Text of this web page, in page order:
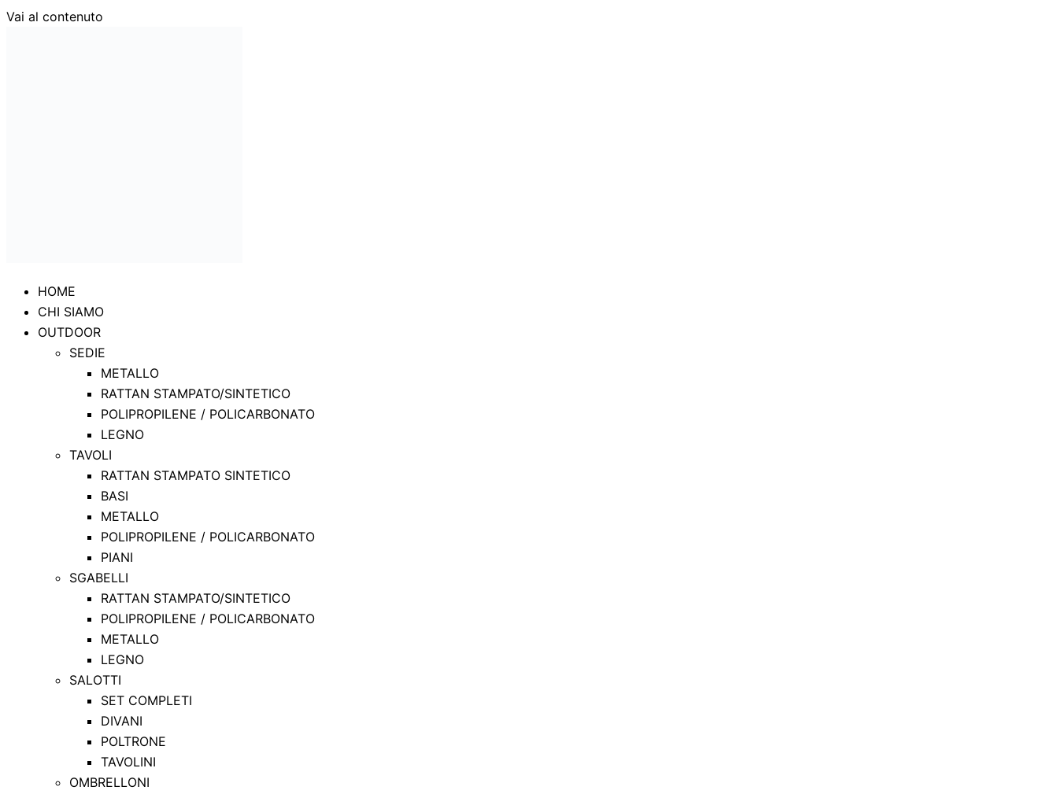
Vai al contenuto
HOME
CHI SIAMO
OUTDOOR
SEDIE
METALLO
RATTAN STAMPATO/SINTETICO
POLIPROPILENE / POLICARBONATO
LEGNO
TAVOLI
RATTAN STAMPATO SINTETICO
BASI
METALLO
POLIPROPILENE / POLICARBONATO
PIANI
SGABELLI
RATTAN STAMPATO/SINTETICO
POLIPROPILENE / POLICARBONATO
METALLO
LEGNO
SALOTTI
SET COMPLETI
DIVANI
POLTRONE
TAVOLINI
OMBRELLONI